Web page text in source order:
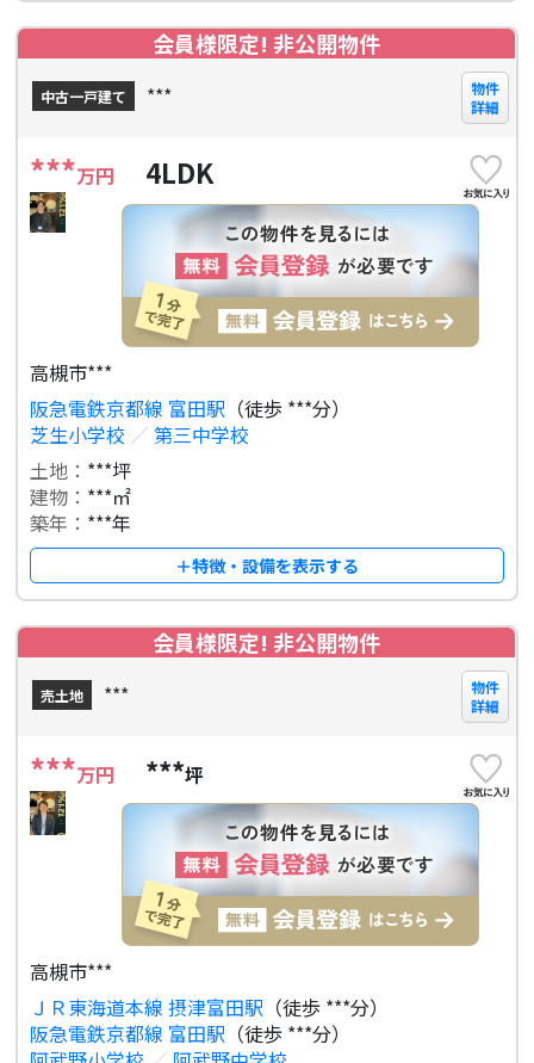
会員様限定! 非公開物件
中古一戸建て ***
物件
詳細
***万円 4LDK
高槻市***
阪急電鉄京都線 富田駅 （徒歩 ***分）
芝生小学校 ／ 第三中学校
土地： ***坪
建物： ***㎡
築年： ***年
＋特徴・設備を表示する
会員様限定! 非公開物件
売土地 ***
物件
詳細
***万円 ***坪
高槻市***
ＪＲ東海道本線 摂津富田駅 （徒歩 ***分）
阪急電鉄京都線 富田駅 （徒歩 ***分）